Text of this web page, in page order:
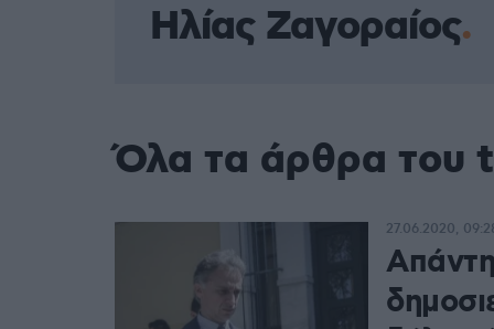
Ηλίας Ζαγοραίος
Όλα τα άρθρα του
27.06.2020,